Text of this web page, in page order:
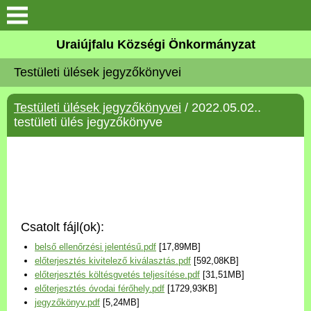
Köszöntő
Elérhetőségek
Uraiújfalu
Választási információk
Versenyképes Járások
Program
Uraiújfalu Községi Önkormányzat
Testületi ülések jegyzőkönyvei
Testületi ülések jegyzőkönyvei / 2022.05.02..
testületi ülés jegyzőkönyve
Csatolt fájl(ok):
belső ellenőrzési jelentésű.pdf [17,89MB]
előterjesztés kivitelező kiválasztás.pdf [592,08KB]
előterjesztés költésgvetés teljesítése.pdf [31,51MB]
előterjesztés óvodai férőhely.pdf [1729,93KB]
jegyzőkönyv.pdf [5,24MB]